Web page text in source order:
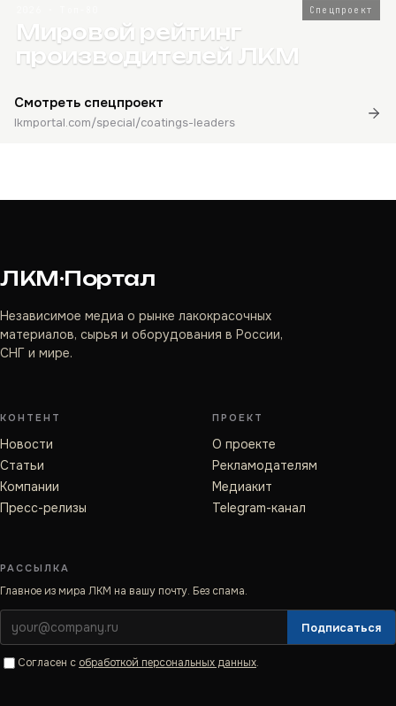
Спецпроект
Мировой рейтинг
производителей ЛКМ
Смотреть спецпроект
lkmportal.com/special/coatings-leaders
ЛКМ·Портал
Независимое медиа о рынке лакокрасочных
материалов, сырья и оборудования в России,
СНГ и мире.
КОНТЕНТ
Новости
Статьи
Компании
Пресс-релизы
ПРОЕКТ
О проекте
Рекламодателям
Медиакит
Telegram-канал
РАССЫЛКА
Главное из мира ЛКМ на вашу почту. Без спама.
Подписаться
Согласен с обработкой персональных данных.